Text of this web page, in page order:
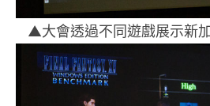
▲大會透過不同遊戲展示新